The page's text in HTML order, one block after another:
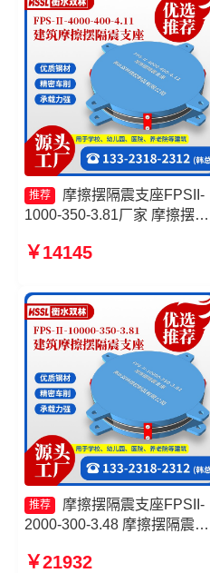
推荐
摩擦摆隔震支座FPSII-
1000-350-3.81厂家 摩擦摆球
减隔震支座生产厂家 摩擦摆式
￥14145
推荐
摩擦摆隔震支座FPSII-
2000-300-3.48 摩擦摆隔震支
厂家 摩擦隔震支座源头工厂
￥21932